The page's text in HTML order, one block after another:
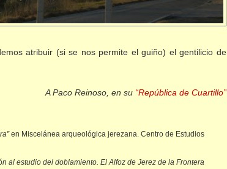
atribuir (si se nos permite el guiño) el gentilicio de
A Paco Reinoso, en su “República de Cuartillo”
en Miscelánea arqueológica jerezana. Centro de Estudios
al estudio del doblamiento. El Alfoz de Jerez de la Frontera